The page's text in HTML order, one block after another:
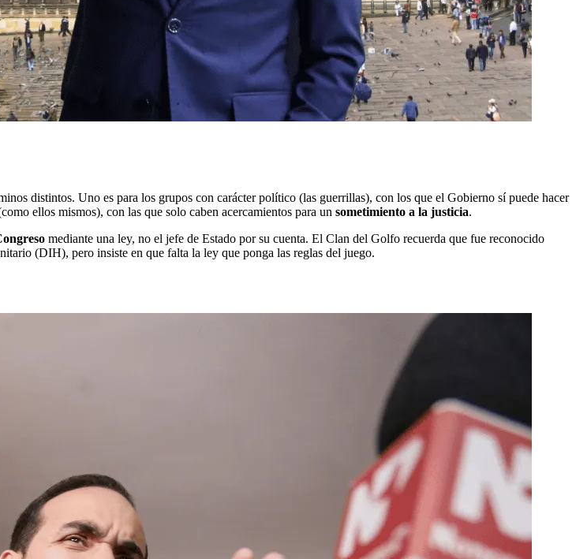
distintos. Uno es para los grupos con carácter político (las guerrillas), con los que el Gobierno sí puede hacer
ellos mismos), con las que solo caben acercamientos para un sometimiento a la justicia.
mediante una ley, no el jefe de Estado por su cuenta. El Clan del Golfo recuerda que fue reconocido
(DIH), pero insiste en que falta la ley que ponga las reglas del juego.